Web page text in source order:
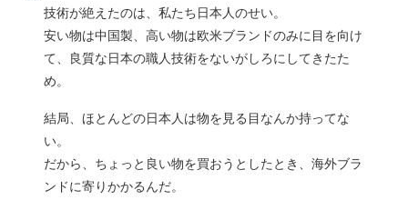
技術が絶えたのは、私たち日本人のせい。
安い物は中国製、高い物は欧米ブランドのみに目を向け
て、良質な日本の職人技術をないがしろにしてきたた
め。
結局、ほとんどの日本人は物を見る目なんか持ってな
い。
だから、ちょっと良い物を買おうとしたとき、海外ブラ
ンドに寄りかかるんだ。